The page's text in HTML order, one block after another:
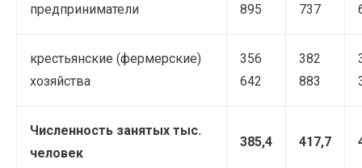
предприниматели
895
737
крестьянские (фермерские)
хозяйства
356
642
382
883
Численность занятых тыс.
человек
385,4 417,7